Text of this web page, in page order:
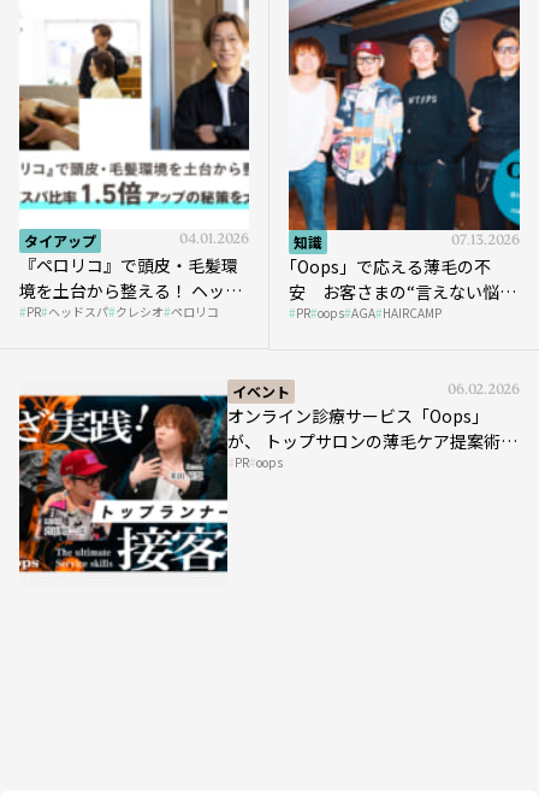
タイアップ 04.01.2026
『ペロリコ』で頭皮・毛髪環
境を土台から整える！ ヘッド
スパ比率1.5倍アップの秘策を
PR ヘッドスパ クレシオ ペロリコ
知識 07.13.2026
｢Oops」で応える薄毛の不
安 お客さまの“言えない悩
み”にどう向き合う？ ＃01
PR oops AGA HAIRCAMP
イベント 06.02.2026
オンライン診療サービス「Oops」
が、 トップサロンの薄毛ケア提案術を
HAIRCAMPで公開！
PR oops